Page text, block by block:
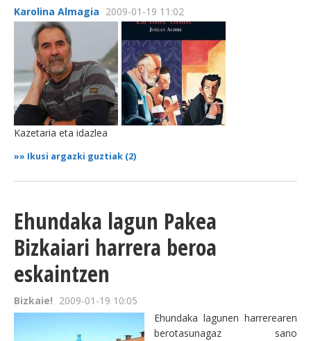
Karolina Almagia 2009-01-19 11:02
Kazetaria eta idazlea
»» Ikusi argazki guztiak (2)
Ehundaka lagun Pakea
Bizkaiari harrera beroa
eskaintzen
Bizkaie! 2009-01-19 10:05
Ehundaka lagunen harrerearen
berotasunagaz sano